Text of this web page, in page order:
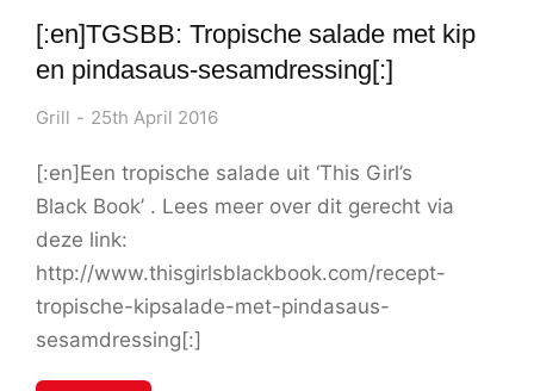
[:en]TGSBB: Tropische salade met kip
en pindasaus-sesamdressing[:]
Grill 25th April 2016
[:en]Een tropische salade uit ‘This Girl’s
Black Book’ . Lees meer over dit gerecht via
deze link:
http://www.thisgirlsblackbook.com/recept-
tropische-kipsalade-met-pindasaus-
sesamdressing[:]